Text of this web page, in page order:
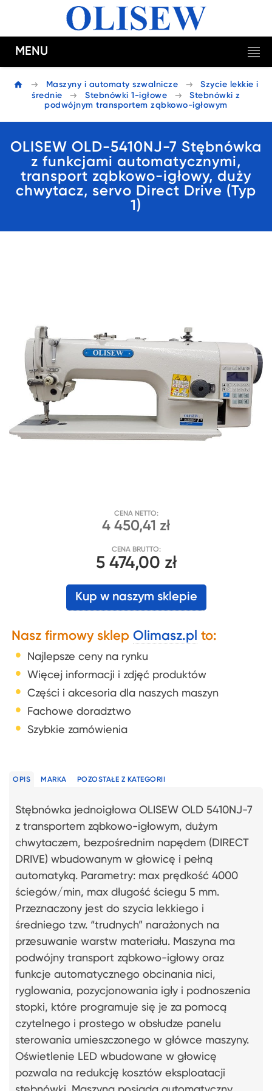
MENU
Maszyny i automaty szwalnicze
Szycie lekkie i
średnie
Stebnówki 1-igłowe
Stebnówki z
podwójnym transportem ząbkowo-igłowym
OLISEW OLD-5410NJ-7 Stębnówka
z funkcjami automatycznymi,
transport ząbkowo-igłowy, duży
chwytacz, servo Direct Drive (Typ
1)
CENA NETTO:
4 450,41 zł
CENA BRUTTO:
5 474,00 zł
Kup w naszym sklepie
Nasz firmowy sklep Olimasz.pl to:
Najlepsze ceny na rynku
Więcej informacji i zdjęć produktów
Części i akcesoria dla naszych maszyn
Fachowe doradztwo
Szybkie zamówienia
OPIS MARKA POZOSTAŁE Z KATEGORII
Stębnówka jednoigłowa OLISEW OLD 5410NJ-7
z transportem ząbkowo-igłowym, dużym
chwytaczem, bezpośrednim napędem (DIRECT
DRIVE) wbudowanym w głowicę i pełną
automatyką. Parametry: max prędkość 4000
ściegów/min, max długość ściegu 5 mm.
Przeznaczony jest do szycia lekkiego i
średniego tzw. “trudnych” narażonych na
przesuwanie warstw materiału. Maszyna ma
podwójny transport ząbkowo-igłowy oraz
funkcje automatycznego obcinania nici,
ryglowania, pozycjonowania igły i podnoszenia
stopki, które programuje się je za pomocą
czytelnego i prostego w obsłudze panelu
sterowania umieszczonego w główce maszyny.
Oświetlenie LED wbudowane w głowicę
pozwala na redukcję kosztów eksploatacji